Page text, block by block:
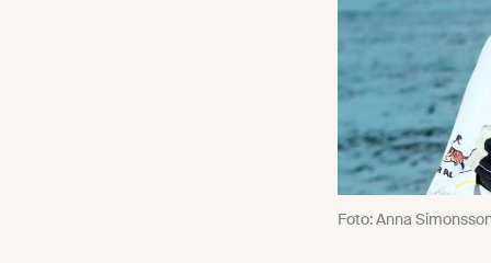
Foto: Anna